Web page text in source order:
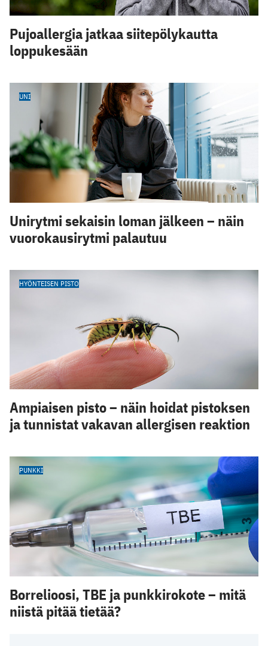
Pujoallergia jatkaa siitepölykautta
loppukesään
UNI
Unirytmi sekaisin loman jälkeen – näin
vuorokausirytmi palautuu
HYÖNTEISEN PISTO
Ampiaisen pisto – näin hoidat pistoksen
ja tunnistat vakavan allergisen reaktion
PUNKKI
Borrelioosi, TBE ja punkkirokote – mitä
niistä pitää tietää?